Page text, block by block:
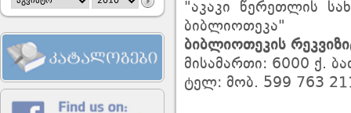
"აკაკი წერეთლის
ბიბლიოთეკა"
ბიბლიოთეკის
მისამართი: 6000 ქ.
ტელ: მობ. 599 763